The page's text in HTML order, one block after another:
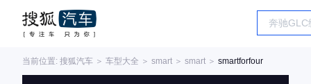
当前位置: 搜狐汽车 ＞ 车型大全 ＞ smart ＞ smart ＞ smartforfour